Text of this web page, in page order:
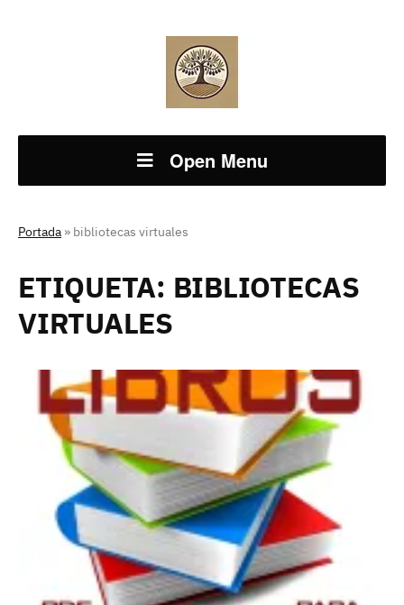
Open Menu
Portada » bibliotecas virtuales
ETIQUETA: BIBLIOTECAS
VIRTUALES